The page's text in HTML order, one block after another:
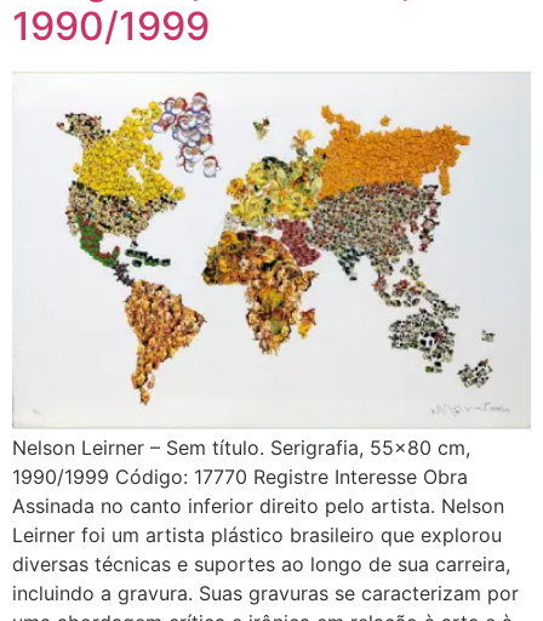
1990/1999
Nelson Leirner – Sem título. Serigrafia, 55×80 cm,
1990/1999 Código: 17770 Registre Interesse Obra
Assinada no canto inferior direito pelo artista. Nelson
Leirner foi um artista plástico brasileiro que explorou
diversas técnicas e suportes ao longo de sua carreira,
incluindo a gravura. Suas gravuras se caracterizam por